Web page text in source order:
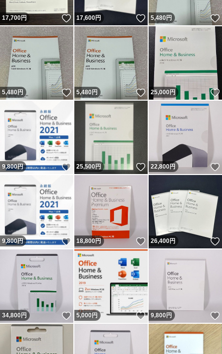
17,700円 いいね！
17,600円 いいね！
5,480円
5,480円 いいね！
5,480円 いいね！
25,000円
9,800円 いいね！
25,500円 いいね！
22,800円
9,800円 いいね！
18,800円 いいね！
26,400円
34,800円 いいね！
5,000円 いいね！
9,800円